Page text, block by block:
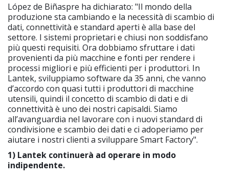
López de Biñaspre ha dichiarato: "Il mondo della
produzione sta cambiando e la necessità di scambio di
dati, connettività e standard aperti è alla base del
settore. I sistemi proprietari e chiusi non soddisfano
più questi requisiti. Ora dobbiamo sfruttare i dati
provenienti da più macchine e fonti per rendere i
processi migliori e più efficienti per i produttori. In
Lantek, sviluppiamo software da 35 anni, che vanno
d’accordo con quasi tutti i produttori di macchine
utensili, quindi il concetto di scambio di dati e di
connettività è uno dei nostri capisaldi. Siamo
all’avanguardia nel lavorare con i nuovi standard di
condivisione e scambio dei dati e ci adoperiamo per
aiutare i nostri clienti a sviluppare Smart Factory".
1) Lantek continuerà ad operare in modo
indipendente.